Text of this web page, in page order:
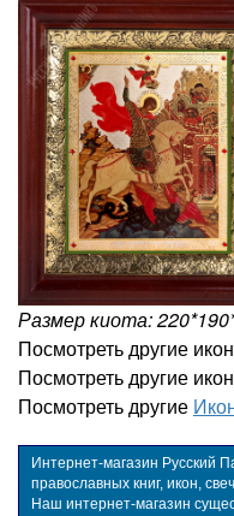
Размер киота:
Посмотреть другие
Посмотреть другие
Посмотреть другие
Интернет-магазин Русский
православных книг, икон,
Наш интернет-магазин